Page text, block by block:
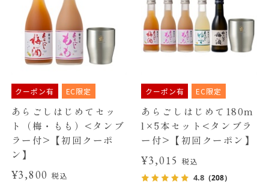
クーポン有 EC限定
あらごしはじめてセッ
ト（梅・もも）<タンブ
ラー付>【初回クーポ
ン】
¥3,800税込
クーポン有 EC限定
あらごしはじめて180m
l×5本セット<タンブラ
ー付>【初回クーポン】
¥3,015 税込
4.8 （208）